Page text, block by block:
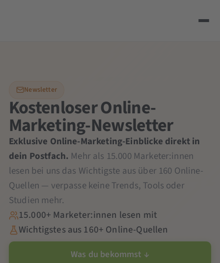
Newsletter
Kostenloser Online-
Marketing-Newsletter
Exklusive Online-Marketing-Einblicke direkt in
dein Postfach. Mehr als 15.000 Marketer:innen
lesen bei uns das Wichtigste aus über 160 Online-
Quellen — verpasse keine Trends, Tools oder
Studien mehr.
15.000+ Marketer:innen lesen mit
Wichtigstes aus 160+ Online-Quellen
Was du bekommst ↓